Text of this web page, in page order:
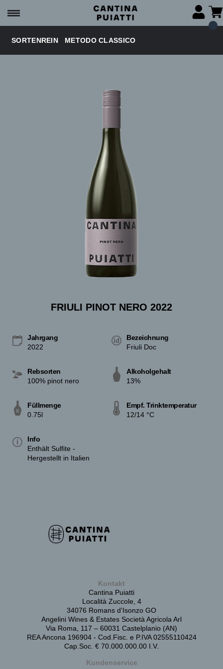
SORTENREIN METODO CLASSICO
FRIULI PINOT NERO 2022
Jahrgang
2022
Bezeichnung
Friuli Doc
Rebsorten
100% pinot nero
Alkoholgehalt
13%
Füllmenge
0.75l
Empf. Trinktemperatur
12/14 °C
Info
Enthält Sulfite -
Hergestellt in Italien
Kontakt
Cantina Puiatti
Località Zuccole, 4
34076 Romans d’Isonzo GO
Angelini Wines & Estates Società Agricola Arl
Via Roma, 117 – 60031 Castelplanio (AN)
REA Ancona 196904 - Cod.Fisc. e P.IVA 02555110424
Cap.Soc. € 70.000.000.00 I.V.
Kundenservice